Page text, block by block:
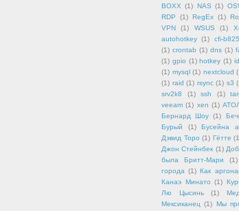
BOXX (1) NAS (1)
RDP
(1) RegEx (1)
VPN
(1) WSUS (1)
autohotkey (1) cfi-
(1) crontab (1) dns (1)
(1) gpio (1) hotkey (1)
(1) mysql (1) nextcloud
(1) raid (1) rsync (1) s3
srv2k8
(1) ssh (1)
veeam (1) xen (1) АТОЛ
Бернард Шоу (1)
Бурый
(1) Бусейна
Дэвид Торо (1) Гётте
Джон Стейнбек (1)
была Бритт-Мари
(1)
города (1) Как
Канаэ Минато (1)
Лю Цысинь
(1)
Мексиканец (1) Мы